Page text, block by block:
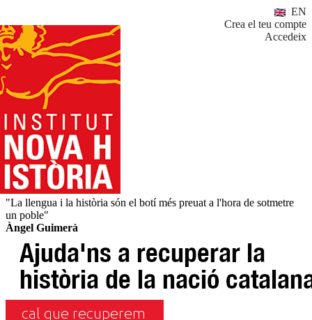
EN
Crea el teu compte
Accedeix
"La llengua i la història són el botí més preuat a l'hora de sotmetre
un poble"
Àngel Guimerà